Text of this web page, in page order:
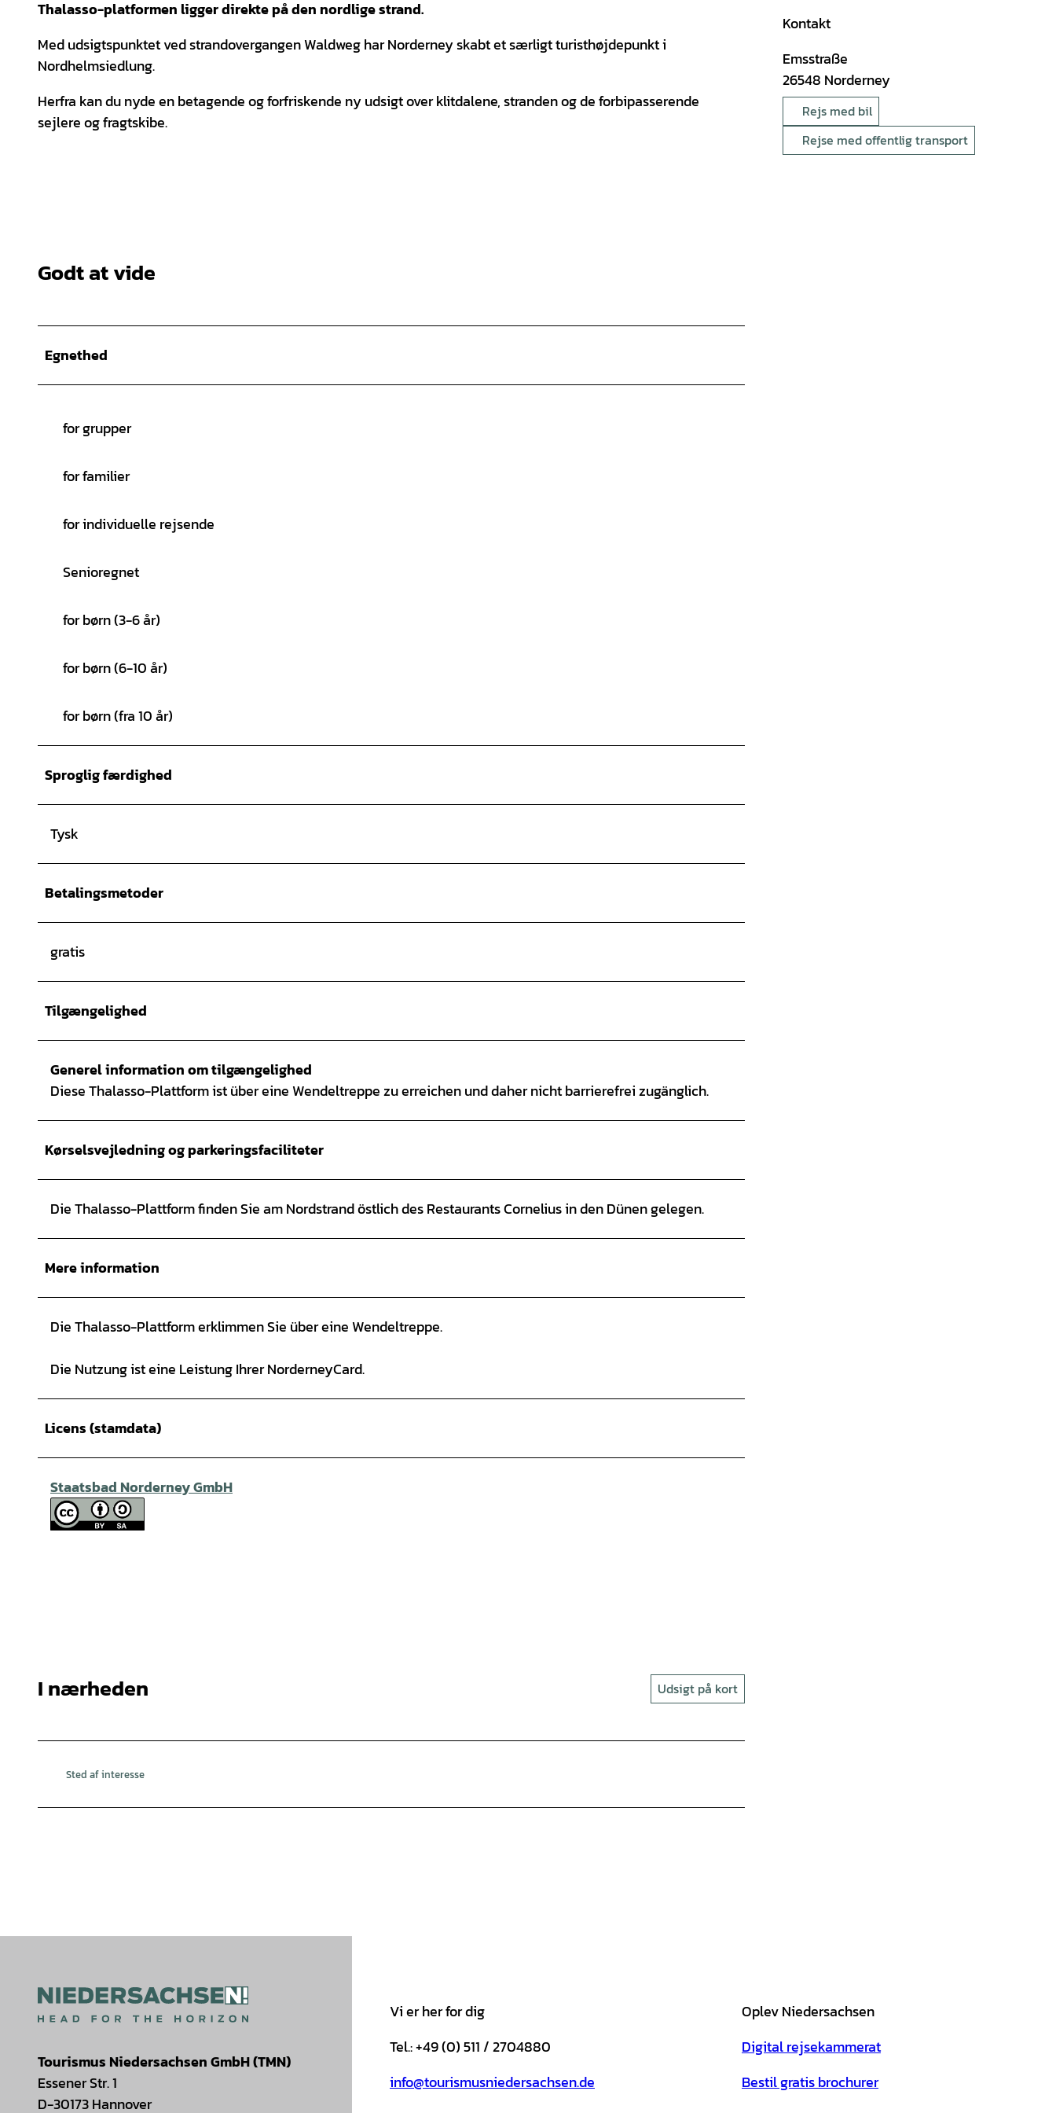
Thalasso-platformen ligger direkte på den nordlige strand.
Med udsigtspunktet ved strandovergangen Waldweg har Norderney skabt et særligt turisthøjdepunkt i
Nordhelmsiedlung.
Herfra kan du nyde en betagende og forfriskende ny udsigt over klitdalene, stranden og de forbipasserende
sejlere og fragtskibe.
Godt at vide
Egnethed
for grupper
for familier
for individuelle rejsende
Senioregnet
for børn (3-6 år)
for børn (6-10 år)
for børn (fra 10 år)
Sproglig færdighed
Tysk
Betalingsmetoder
gratis
Tilgængelighed
Generel information om tilgængelighed
Diese Thalasso-Plattform ist über eine Wendeltreppe zu erreichen und daher nicht barrierefrei zugänglich.
Kørselsvejledning og parkeringsfaciliteter
Die Thalasso-Plattform finden Sie am Nordstrand östlich des Restaurants Cornelius in den Dünen gelegen.
Mere information
Die Thalasso-Plattform erklimmen Sie über eine Wendeltreppe.
Die Nutzung ist eine Leistung Ihrer NorderneyCard.
Licens (stamdata)
Staatsbad Norderney GmbH
I nærheden Udsigt på kort
Sted af interesse
Kontakt
Emsstraße
26548 Norderney
Rejs med bil
Rejse med offentlig transport
Tourismus Niedersachsen GmbH (TMN)
Essener Str. 1
D-30173 Hannover
Vi er her for dig
Tel.: +49 (0) 511 / 2704880
info@tourismusniedersachsen.de
Oplev Niedersachsen
Digital rejsekammerat
Bestil gratis brochurer